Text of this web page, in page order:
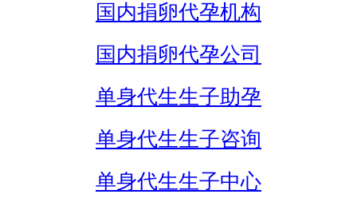
国内捐卵代孕机构
国内捐卵代孕公司
单身代生生子助孕
单身代生生子咨询
单身代生生子中心